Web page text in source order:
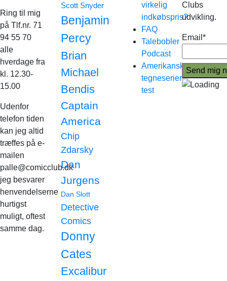
Ring til mig
på Tlf.nr. 71
94 55 70
alle
hverdage fra
kl. 12.30-
15.00
Udenfor
telefon tiden
kan jeg altid
træffes på e-
mailen
palle@comicclub.dk
jeg besvarer
henvendelserne
hurtigst
muligt, oftest
samme dag.
Scott Snyder
Benjamin
Percy
Brian
Michael
Bendis
Captain
America
Chip
Zdarsky
Dan
Jurgens
Dan Slott
Detective
Comics
Donny
Cates
Excalibur
virkelig
indkøbspris?
FAQ
Talebobler
Podcast
Amerikanske
tegneserier
test
Clubs
udvikling.
Email*